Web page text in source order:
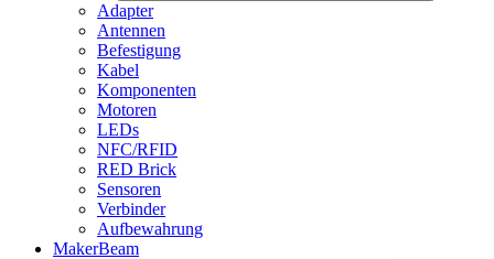
Adapter
Antennen
Befestigung
Kabel
Komponenten
Motoren
LEDs
NFC/RFID
RED Brick
Sensoren
Verbinder
Aufbewahrung
MakerBeam